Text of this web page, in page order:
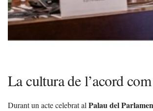
La cultura de l’acord
Durant un acte celebrat al Palau del